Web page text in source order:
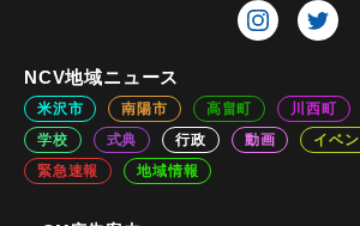
NCV地域ニュース
米沢市 南陽市 高畠町 川西町
学校
式典 行政 動画 イベ
緊急速報
地域情報